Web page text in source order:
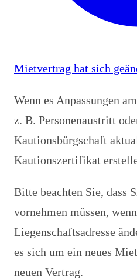
Mietvertrag hat sich
Wenn es Anpassungen
z. B. Personenaustritt
Kautionsbürgschaft
Kautionszertifikat
Bitte beachten Sie, dass
vornehmen müssen,
Liegenschaftsadresse
es sich um ein neues
neuen Vertrag.